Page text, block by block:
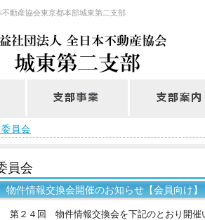
動産協会東京都本部城東第二支部
員会
員会
件情報交換会開催のお知らせ【会員向け
第２４回 物件情報交換会を下記のとおり開催